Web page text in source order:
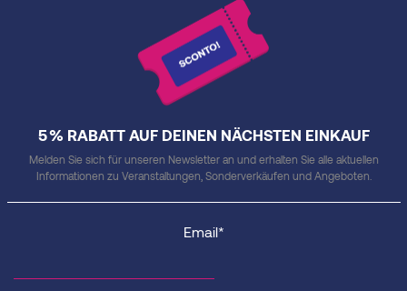
5 % RABATT AUF DEINEN NÄCHSTEN EINKAUF
Melden Sie sich für unseren Newsletter an und erhalten Sie alle aktuellen
Informationen zu Veranstaltungen, Sonderverkäufen und Angeboten.
Email*